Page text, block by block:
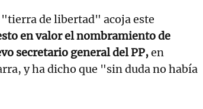
de libertad" acoja este
en valor el nombramiento de
secretario general del PP,en
y ha dicho que "sin duda no había